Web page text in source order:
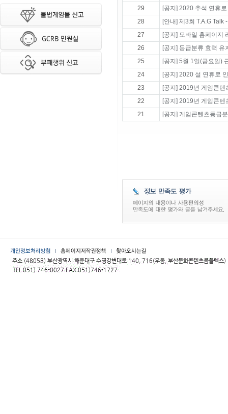
29
[공지] 2020 추석 연휴
28
[안내] 제3회 T.A.G Talk
27
[공지] 모바일 홈페이지
26
[공지] 등급분류 효력
25
[공지] 5월 1일(금요일)
24
[공지] 2020 설 연휴로
23
[공지] 2019년 게임콘
22
[공지] 2019년 게임콘
21
[공지] 게임콘텐츠등급